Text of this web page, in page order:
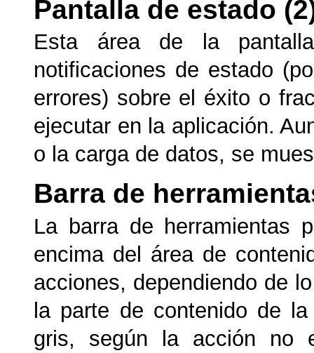
Pantalla de estado
Esta área de la
notificaciones de estado
errores) sobre el éxito o
ejecutar en la aplicación.
o la carga de datos, se
Barra de
La barra de herramientas
encima del área de
acciones, dependiendo de
la parte de contenido de
gris, según la acción no